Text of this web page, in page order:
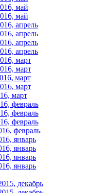
май
май
апрель
апрель
апрель
апрель
март
март
март
март
март
февраль
февраль
февраль
февраль
январь
январь
январь
январь
декабрь